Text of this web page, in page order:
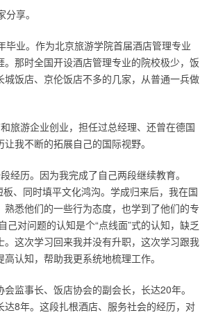
享。
毕业。作为北京旅游学院首届酒店管理专业
那时全国开设酒店管理专业的院校极少，饭
饭店、京伦饭店不多的几家，从普通一兵做
旅游企业创业，担任过总经理、还曾在德国
我不断的拓展自己的国际视野。
经历。因为我完成了自己两段继续教育。
、同时填平文化鸿沟。学成归来后，我在国
悉他们的一些行为态度，也学到了他们的专
对问题的认知是个“点线面”式的认知，缺乏
这次学习回来我并没有升职，这次学习跟我
认知，帮助我更系统地梳理工作。
监事长、饭店协会的副会长，长达20年。
8年。这段扎根酒店、服务社会的经历，对